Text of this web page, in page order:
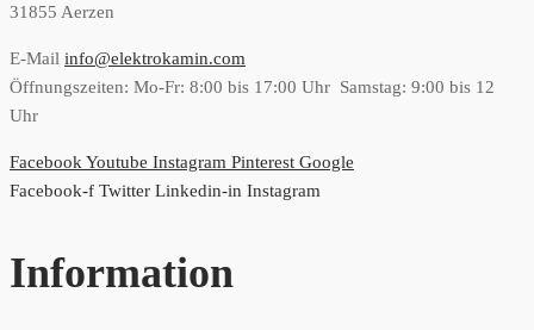
31855 Aerzen
E-Mail info@elektrokamin.com
Öffnungszeiten: Mo-Fr: 8:00 bis 17:00 Uhr Samstag: 9:00 bis 12
Uhr
Facebook Youtube Instagram Pinterest Google
Facebook-f Twitter Linkedin-in Instagram
Information